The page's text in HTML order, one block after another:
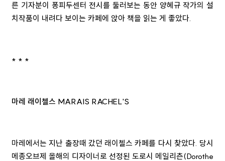
른 기자분이 퐁피두센터 전시를 둘러보는 동안 양혜규 작가의 설
치작품이 내려다 보이는 카페에 앉아 책을 읽는 게 좋았다.
* * *
마레 래이첼스 MARAIS RACHEL'S
마레에서는 지난 출장때 갔던 래이첼스 카페를 다시 찾았다. 당시
메종오브제 올해의 디자이너로 선정된 도로시 메일리츤(Dorothe